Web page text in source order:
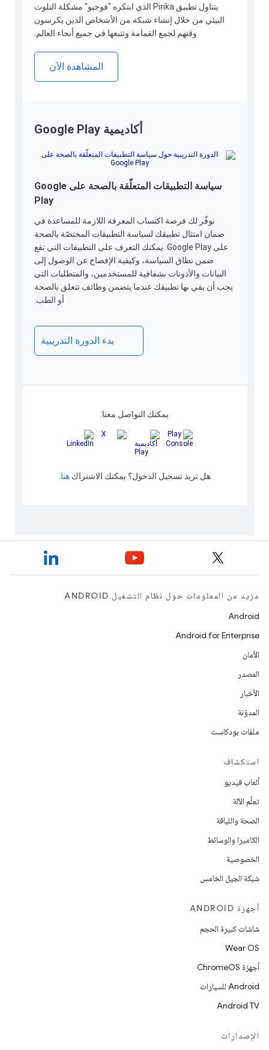
مزيد من المعلومات حول نظام التشغيل ANDROID
Android
Android for Enterprise
الأمان
المصدر
الأخبار
المدوّنة
ملفات بودكاست
استكشاف
ألعاب فيديو
تعلُم الآلة
الصحة واللياقة
الكاميرا والوسائط
الخصوصية
شبكة الجيل الخامس
أجهزة ANDROID
شاشات كبيرة الحجم
Wear OS
أجهزة ChromeOS
Android للسيارات
Android TV
الإصدارات